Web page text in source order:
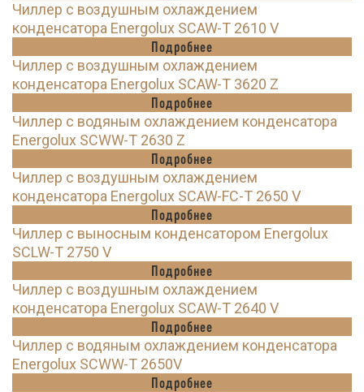
Чиллер с воздушным охлаждением
конденсатора Energolux SCAW-T 2610 V
Подробнее
Чиллер с воздушным охлаждением
конденсатора Energolux SCAW-T 3620 Z
Подробнее
Чиллер с водяным охлаждением конденсатора
Energolux SCWW-T 2630 Z
Подробнее
Чиллер с воздушным охлаждением
конденсатора Energolux SCAW-FC-T 2650 V
Подробнее
Чиллер с выносным конденсатором Energolux
SCLW-T 2750 V
Подробнее
Чиллер с воздушным охлаждением
конденсатора Energolux SCAW-T 2640 V
Подробнее
Чиллер с водяным охлаждением конденсатора
Energolux SCWW-T 2650V
Подробнее